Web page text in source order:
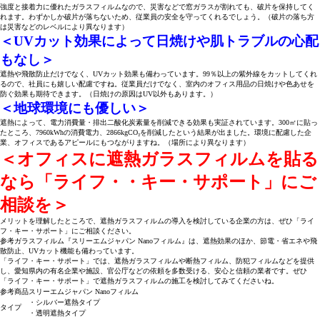
強度と接着力に優れたガラスフィルムなので、災害などで窓ガラスが割れても、破片を保持してく
れます。わずかしか破片が落ちないため、従業員の安全を守ってくれるでしょう。（破片の落ち方
は災害などのレベルにより異なります）
＜UVカット効果によって日焼けや肌トラブルの心配
もなし＞
遮熱や飛散防止だけでなく、UVカット効果も備わっています。99％以上の紫外線をカットしてくれ
るので、社員にも嬉しい配慮ですね。従業員だけでなく、室内のオフィス用品の日焼けや色あせを
防ぐ効果も期待できます。（日焼けの原因はUV以外もあります。）
＜地球環境にも優しい＞
遮熱によって、電力消費量・排出二酸化炭素量を削減できる効果も実証されています。300㎡に貼っ
たところ、7960kWhの消費電力、2866kgCO₂を削減したという結果が出ました。環境に配慮した企
業、オフィスであるアピールにもつながりますね。（場所により異なります）
＜オフィスに遮熱ガラスフィルムを貼る
なら「ライフ・・キー・サポート」にご
相談を＞
メリットを理解したところで、遮熱ガラスフィルムの導入を検討している企業の方は、ぜひ「ライ
フ・キー・サポート」にご相談ください。
参考ガラスフィルム『スリーエムジャパン Nanoフィルム』は、遮熱効果のほか、節電・省エネや飛
散防止、UVカット機能も備わっています。
「ライフ・キー・サポート」では、遮熱ガラスフィルムや断熱フィルム、防犯フィルムなどを提供
し、愛知県内の有名企業や施設、官公庁などの依頼を多数受ける、安心と信頼の業者です。ぜひ
「ライフ・キー・サポート」で遮熱ガラスフィルムの施工を検討してみてくださいね。
参考商品スリーエムジャパン Nanoフィルム
タイプ
・シルバー遮熱タイプ
・透明遮熱タイプ